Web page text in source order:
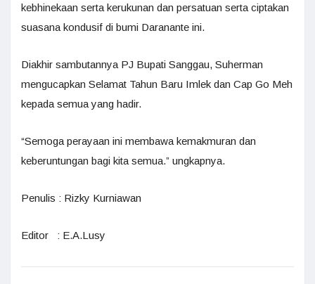
kebhinekaan serta kerukunan dan persatuan serta ciptakan
suasana kondusif di bumi Daranante ini.
Diakhir sambutannya PJ Bupati Sanggau, Suherman
mengucapkan Selamat Tahun Baru Imlek dan Cap Go Meh
kepada semua yang hadir.
“Semoga perayaan ini membawa kemakmuran dan
keberuntungan bagi kita semua.” ungkapnya.
Penulis : Rizky Kurniawan
Editor : E.A.Lusy